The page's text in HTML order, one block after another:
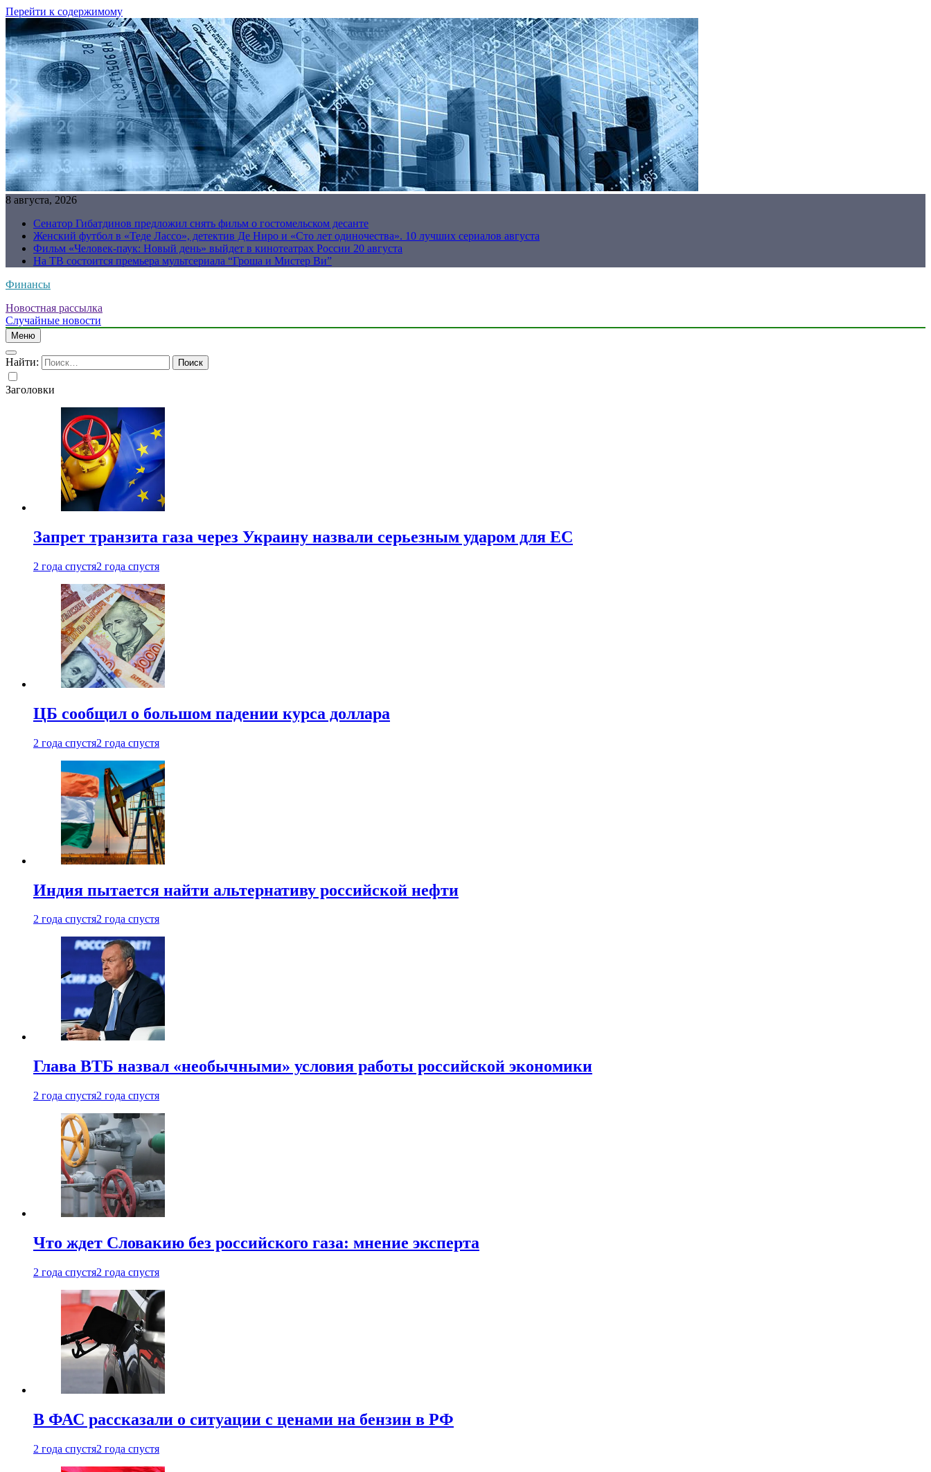
Перейти к содержимому
8 августа, 2026
Сенатор Гибатдинов предложил снять фильм о гостомельском десанте
Женский футбол в «Теде Лассо», детектив Де Ниро и «Сто лет одиночества». 10 лучших сериалов августа
Фильм «Человек-паук: Новый день» выйдет в кинотеатрах России 20 августа
На ТВ состоится премьера мультсериала “Гроша и Мистер Ви”
Финансы
Новостная рассылка
Случайные новости
Меню
Найти:
Заголовки
Запрет транзита газа через Украину назвали серьезным ударом для ЕС
2 года спустя2 года спустя
ЦБ сообщил о большом падении курса доллара
2 года спустя2 года спустя
Индия пытается найти альтернативу российской нефти
2 года спустя2 года спустя
Глава ВТБ назвал «необычными» условия работы российской экономики
2 года спустя2 года спустя
Что ждет Словакию без российского газа: мнение эксперта
2 года спустя2 года спустя
В ФАС рассказали о ситуации с ценами на бензин в РФ
2 года спустя2 года спустя